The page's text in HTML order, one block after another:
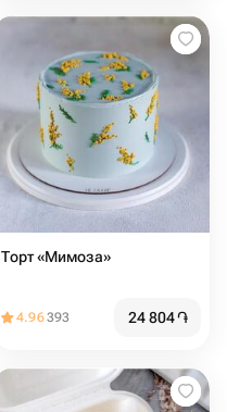
Торт «Мимоза»
4.96393 24 804֏